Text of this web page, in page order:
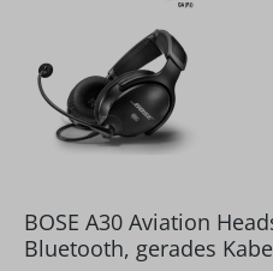
BOSE A30 Aviation
Bluetooth, gerades